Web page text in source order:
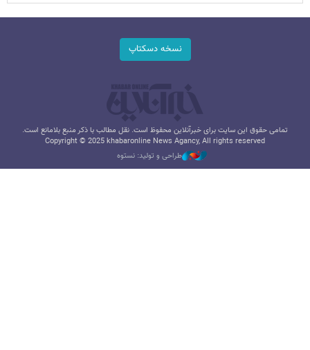
نسخه دسکتاپ
تمامی حقوق این سایت برای خبرآنلاین محفوظ است. نقل مطالب با ذکر منبع بلامانع است.
Copyright © 2025 khabaronline News Agancy, All rights reserved
طراحی و تولید: نستوه